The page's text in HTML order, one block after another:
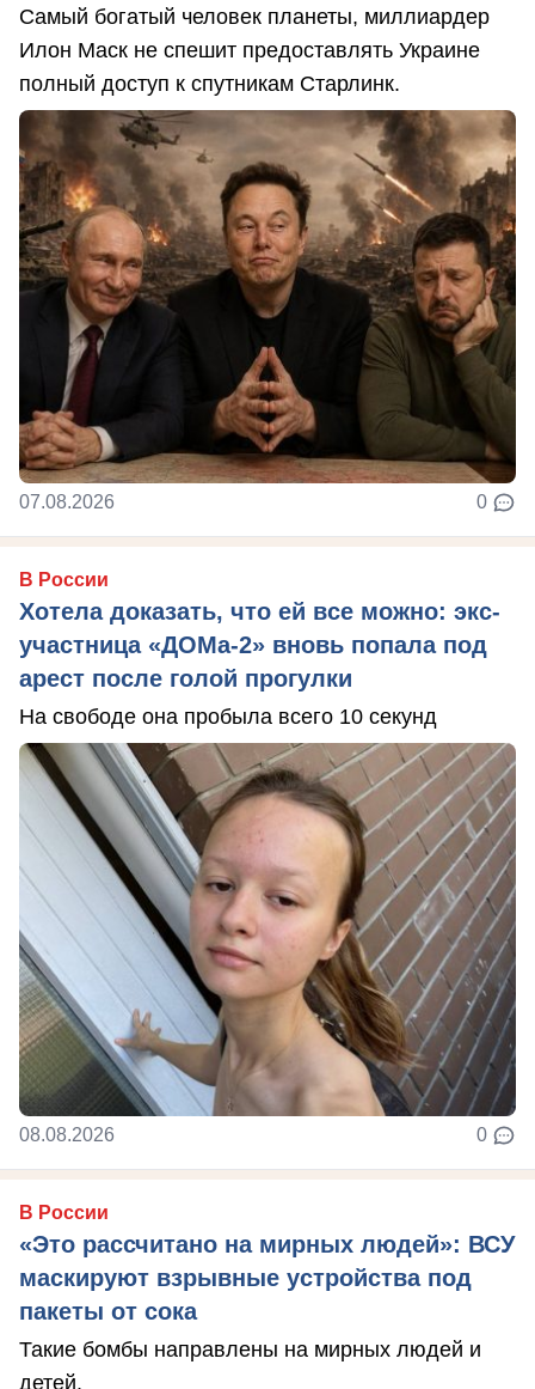
Самый богатый человек планеты, миллиардер
Илон Маск не спешит предоставлять Украине
полный доступ к спутникам Старлинк.
07.08.2026 0
В России
Хотела доказать, что ей все можно: экс-
участница «ДОМа-2» вновь попала под
арест после голой прогулки
На свободе она пробыла всего 10 секунд
08.08.2026 0
В России
«Это рассчитано на мирных людей»: ВСУ
маскируют взрывные устройства под
пакеты от сока
Такие бомбы направлены на мирных людей и
детей.